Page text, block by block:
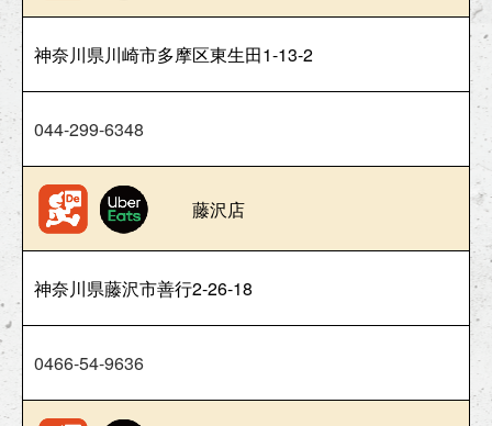
神奈川県川崎市多摩区東生田1-13-2
044-299-6348
藤沢店
神奈川県藤沢市善行2-26-18
0466-54-9636